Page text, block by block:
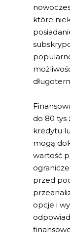
które
do 80 tys
kredytu
mogą
wartość
przed
opcje i